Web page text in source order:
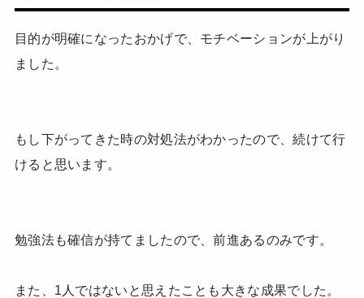
目的が明確になったおかげで、モチベーションが上がり
ました。
もし下がってきた時の対処法がわかったので、続けて行
けると思います。
勉強法も確信が持てましたので、前進あるのみです。
また、1人ではないと思えたことも大きな成果でした。